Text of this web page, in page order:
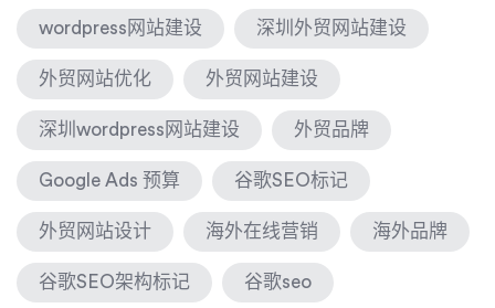
wordpress网站建设 深圳外贸网站建设
外贸网站优化 外贸网站建设
深圳wordpress网站建设 外贸品牌
Google Ads 预算 谷歌SEO标记
外贸网站设计 海外在线营销 海外品牌
谷歌SEO架构标记 谷歌seo